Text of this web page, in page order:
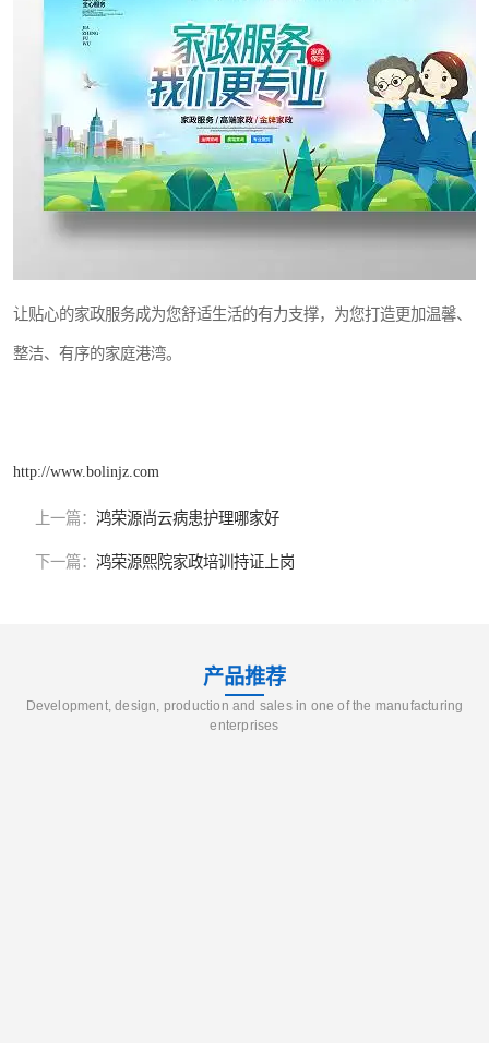
让贴心的家政服务成为您舒适生活的有力支撑，为您打造更加温馨、
整洁、有序的家庭港湾。
http://www.bolinjz.com
上一篇： 鸿荣源尚云病患护理哪家好
下一篇： 鸿荣源熙院家政培训持证上岗
产品推荐
Development, design, production and sales in one of the manufacturing
enterprises